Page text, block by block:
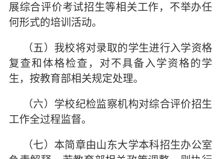
展综合评价考试招生等相关工作，不举办任
何形式的培训活动。
（五）我校将对录取的学生进行入学资格
复查和体格检查，对不具备入学资格的学
生，按教育部相关规定处理。
（六）学校纪检监察机构对综合评价招生
工作全过程监督。
（七）本简章由山东大学本科招生办公室